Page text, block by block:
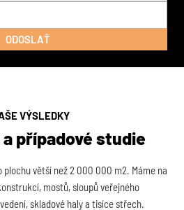
VÝSLEDKY
případové studie
plochu větší než 2 000 000 m2. Máme na
mostů, sloupů veřejného
skladové haly a tisíce střech.